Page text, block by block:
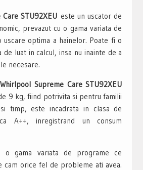
STU92XEU este un uscator de
prevazut cu o gama variata de
optima a hainelor. Poate fi o
de luat in calcul, insa nu inainte de a
necesare.
Supreme Care STU92XEU
9 kg, fiind potrivita si pentru familii
timp, este incadrata in clasa de
A++, inregistrand un consum
o gama variata de programe ce
cam orice fel de probleme ati avea.